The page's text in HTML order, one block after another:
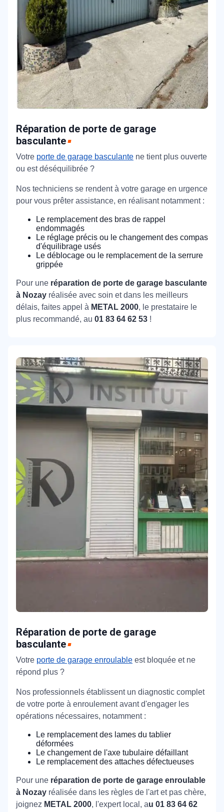
Réparation de porte de garage
basculante
Votre porte de garage basculante ne tient plus ouverte
ou est déséquilibrée ?
Nos techniciens se rendent à votre garage en urgence
pour vous prêter assistance, en réalisant notamment :
Le remplacement des bras de rappel
endommagés
Le réglage précis ou le changement des compas
d'équilibrage usés
Le déblocage ou le remplacement de la serrure
grippée
Pour une réparation de porte de garage basculante
à Nozay réalisée avec soin et dans les meilleurs
délais, faites appel à METAL 2000, le prestataire le
plus recommandé, au 01 83 64 62 53 !
Réparation de porte de garage
basculante
Votre porte de garage enroulable est bloquée et ne
répond plus ?
Nos professionnels établissent un diagnostic complet
de votre porte à enroulement avant d'engager les
opérations nécessaires, notamment :
Le remplacement des lames du tablier
déformées
Le changement de l'axe tubulaire défaillant
Le remplacement des attaches défectueuses
Pour une réparation de porte de garage enroulable
à Nozay réalisée dans les règles de l'art et pas chère,
joignez METAL 2000, l'expert local, au 01 83 64 62